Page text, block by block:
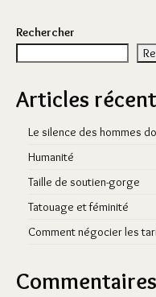
Rechercher
Articles
Le silence des hommes
Humanité
Taille de soutien-gorge
Tatouage et féminité
Comment négocier les